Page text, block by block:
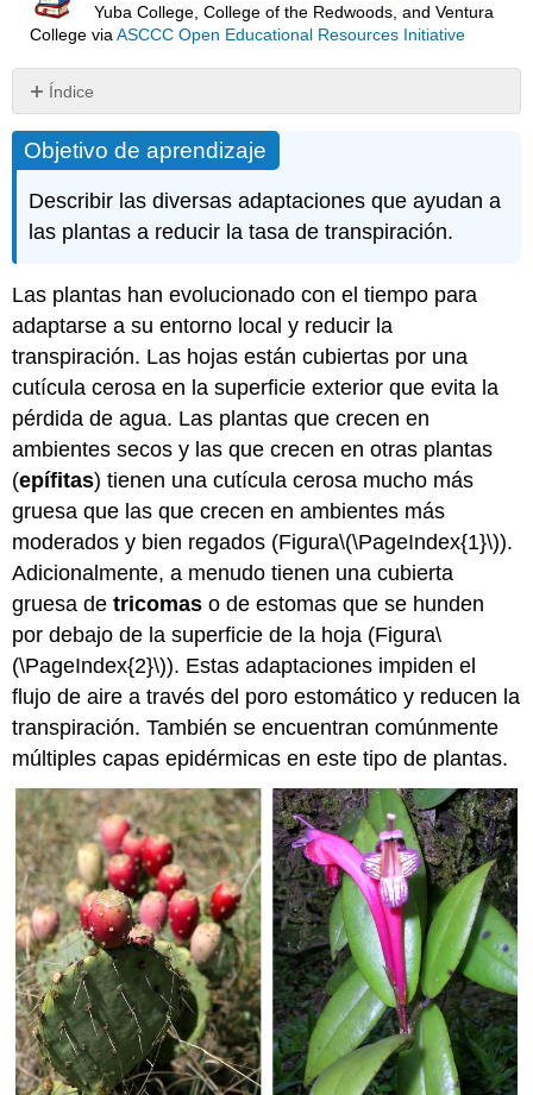
Yuba College, College of the Redwoods, and Ventura
Collegevia ASCCC Open Educational Resources Initiative
Índice
de
aprendizaje
Atribución
Objetivo de aprendizaje
Describir las diversas adaptaciones que ayudan a
las plantas a reducir la tasa de transpiración.
Las plantas han evolucionado con el tiempo para
adaptarse a su entorno local y reducir la
transpiración. Las hojas están cubiertas por una
cutícula cerosa en la superficie exterior que evita la
pérdida de agua. Las plantas que crecen en
ambientes secos y las que crecen en otras plantas
(epífitas) tienen una cutícula cerosa mucho más
gruesa que las que crecen en ambientes más
moderados y bien regados (Figura\(\PageIndex{1}\)).
Adicionalmente, a menudo tienen una cubierta
gruesa detricomas o de estomas que se hunden
por debajo de la superficie de la hoja (Figura\
(\PageIndex{2}\)). Estas adaptaciones impiden el
flujo de aire a través del poro estomático y reducen la
transpiración. También se encuentran comúnmente
múltiples capas epidérmicas en este tipo de plantas.